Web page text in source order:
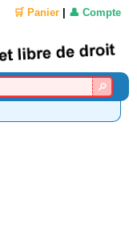
🛒 Panier 👤 Compte